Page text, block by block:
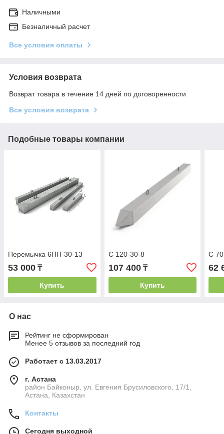
Наличными
Безналичный расчет
Все условия оплаты
Условия возврата
Возврат товара в течение 14 дней по договоренности
Все условия возврата
Подобные товары компании
Перемычка 6ПП-30-13
53 000 ₸
Купить
С 120-30-8
107 400₸
Купить
С
62
О нас
Рейтинг не сформирован
Менее 5 отзывов за последний год
Работает с 13.03.2017
г. Астана
район Байконыр, ул. Евгения Брусиловского, 17/1,
Астана, Казахстан
Контакты
Сегодня выходной